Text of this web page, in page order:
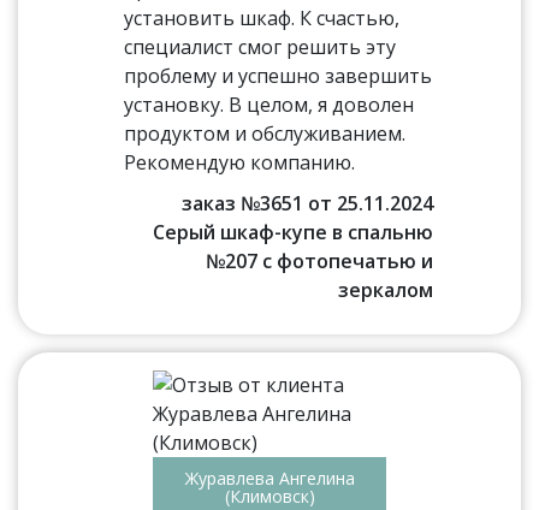
установить шкаф. К счастью,
специалист смог решить эту
проблему и успешно завершить
установку. В целом, я доволен
продуктом и обслуживанием.
Рекомендую компанию.
заказ №3651 от 25.11.2024
Серый шкаф-купе в спальню
№207 с фотопечатью и
зеркалом
Журавлева Ангелина
(Климовск)